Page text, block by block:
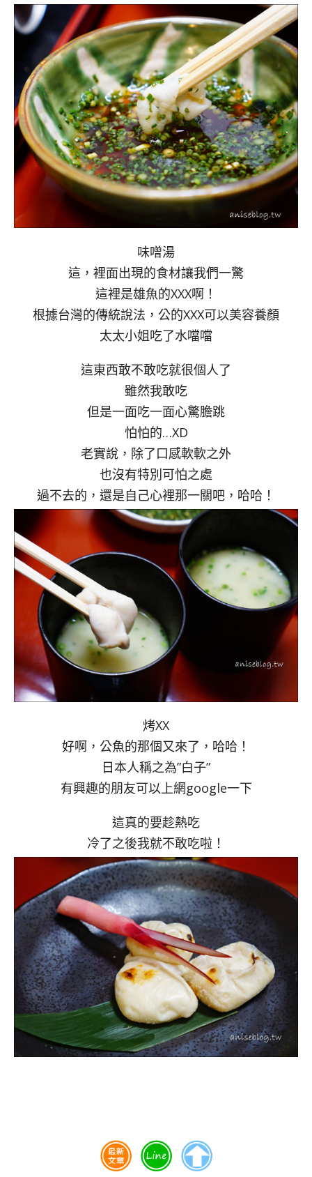
味噌湯
這，裡面出現的食材讓我們一驚
這裡是雄魚的XXX啊！
根據台灣的傳統說法，公的XXX可以美容養顏
太太小姐吃了水噹噹
這東西敢不敢吃就很個人了
雖然我敢吃
但是一面吃一面心驚膽跳
怕怕的…XD
老實說，除了口感軟軟之外
也沒有特別可怕之處
過不去的，還是自己心裡那一關吧，哈哈！
烤XX
好啊，公魚的那個又來了，哈哈！
日本人稱之為”白子”
有興趣的朋友可以上網google一下
這真的要趁熱吃
冷了之後我就不敢吃啦！